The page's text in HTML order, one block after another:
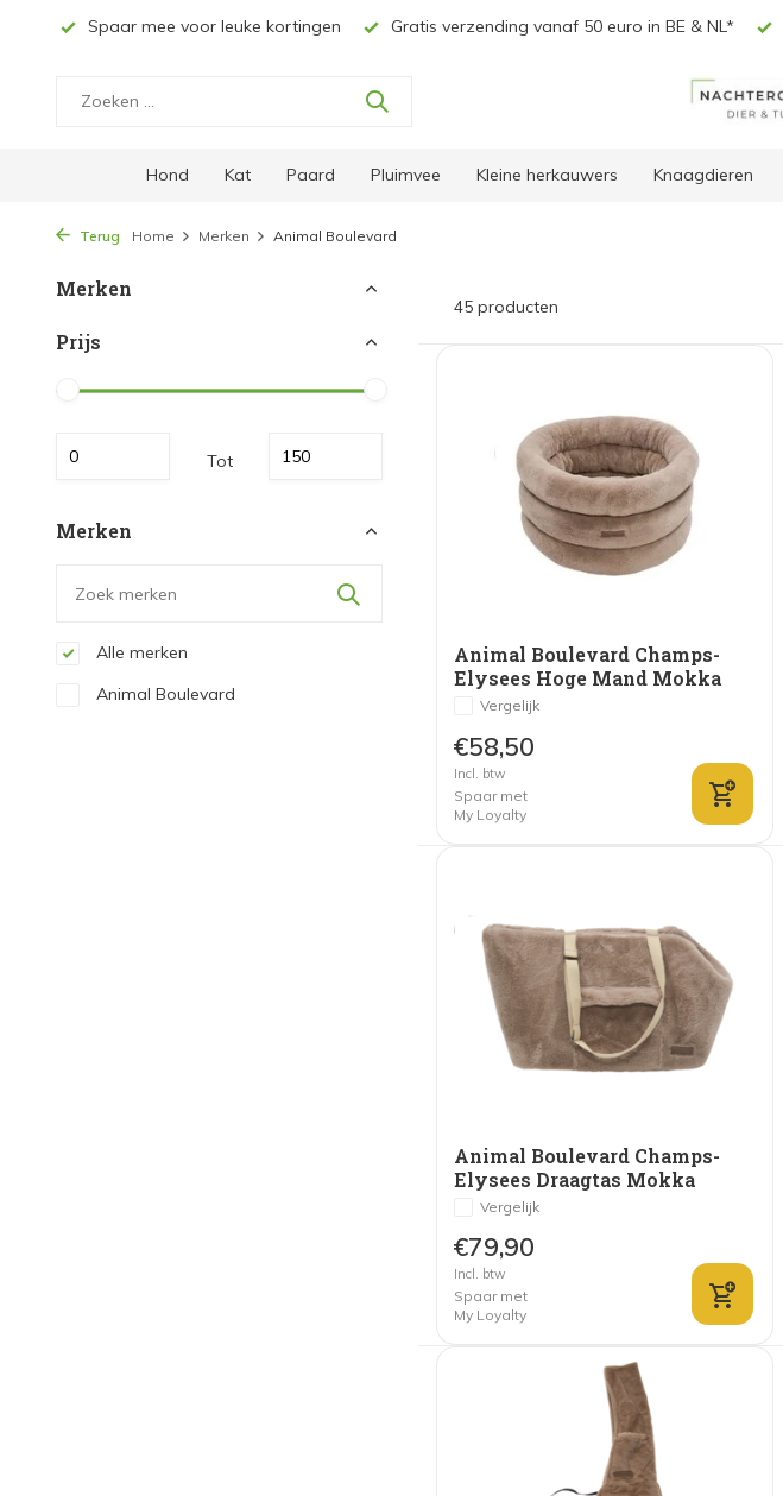
Spaar mee voor leuke kortingen Gratis verzending vanaf 50 euro in BE & NL*
Hond Kat Paard Pluimvee Kleine herkauwers Knaagdieren
Terug Home Merken Animal Boulevard
Merken
Prijs
Tot
Merken
Alle merken
Animal Boulevard
45 producten
Animal Boulevard Champs-
Elysees Hoge Mand Mokka
Vergelijk
€58,50
Incl. btw
Spaar met
My Loyalty
Animal Boulevard Champs-
Elysees Draagtas Mokka
Vergelijk
€79,90
Incl. btw
Spaar met
My Loyalty